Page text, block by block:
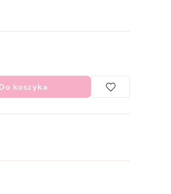
koszyka